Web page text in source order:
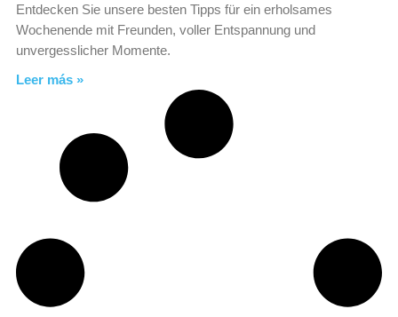
Entdecken Sie unsere besten Tipps für ein erholsames
Wochenende mit Freunden, voller Entspannung und
unvergesslicher Momente.
Leer más »